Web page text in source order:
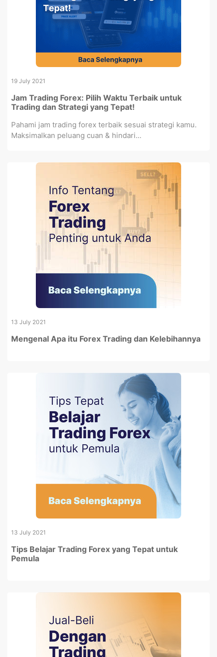
19 July 2021
Jam Trading Forex: Pilih Waktu Terbaik untuk
Trading dan Strategi yang Tepat!
Pahami jam trading forex terbaik sesuai strategi kamu.
Maksimalkan peluang cuan & hindari...
13 July 2021
Mengenal Apa itu Forex Trading dan Kelebihannya
13 July 2021
Tips Belajar Trading Forex yang Tepat untuk
Pemula